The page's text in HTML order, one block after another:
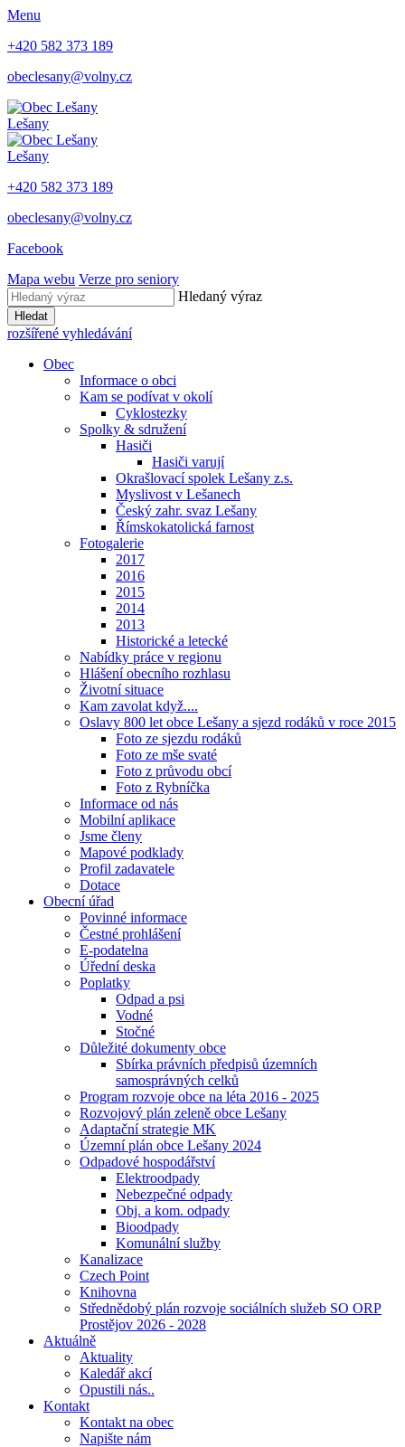
Menu
+420 582 373 189
obeclesany@volny.cz
Lešany
Lešany
+420 582 373 189
obeclesany@volny.cz
Facebook
Mapa webu Verze pro seniory
Hledaný výraz
Hledat
rozšířené vyhledávání
Obec
Informace o obci
Kam se podívat v okolí
Cyklostezky
Spolky & sdružení
Hasiči
Hasiči varují
Okrašlovací spolek Lešany z.s.
Myslivost v Lešanech
Český zahr. svaz Lešany
Římskokatolická farnost
Fotogalerie
2017
2016
2015
2014
2013
Historické a letecké
Nabídky práce v regionu
Hlášení obecního rozhlasu
Životní situace
Kam zavolat když....
Oslavy 800 let obce Lešany a sjezd rodáků v roce 2015
Foto ze sjezdu rodáků
Foto ze mše svaté
Foto z průvodu obcí
Foto z Rybníčka
Informace od nás
Mobilní aplikace
Jsme členy
Mapové podklady
Profil zadavatele
Dotace
Obecní úřad
Povinné informace
Čestné prohlášení
E-podatelna
Úřední deska
Poplatky
Odpad a psi
Vodné
Stočné
Důležité dokumenty obce
Sbírka právních předpisů územních
samosprávných celků
Program rozvoje obce na léta 2016 - 2025
Rozvojový plán zeleně obce Lešany
Adaptační strategie MK
Územní plán obce Lešany 2024
Odpadové hospodářství
Elektroodpady
Nebezpečné odpady
Obj. a kom. odpady
Bioodpady
Komunální služby
Kanalizace
Czech Point
Knihovna
Střednědobý plán rozvoje sociálních služeb SO ORP
Prostějov 2026 - 2028
Aktuálně
Aktuality
Kaledář akcí
Opustili nás..
Kontakt
Kontakt na obec
Napište nám